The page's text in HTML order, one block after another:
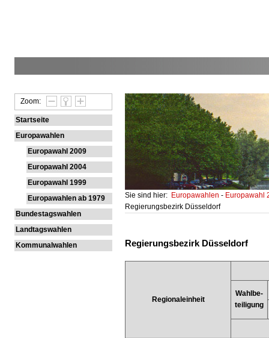
Zoom:
Startseite
Europawahlen
Europawahl 2009
Europawahl 2004
Europawahl 1999
Europawahlen ab 1979
Bundestagswahlen
Landtagswahlen
Kommunalwahlen
Sie sind hier: Europawahlen- Europawahl
Regierungsbezirk Düsseldorf
Regierungsbezirk Düsseldorf
Regionaleinheit
Wahlbe-
teiligung